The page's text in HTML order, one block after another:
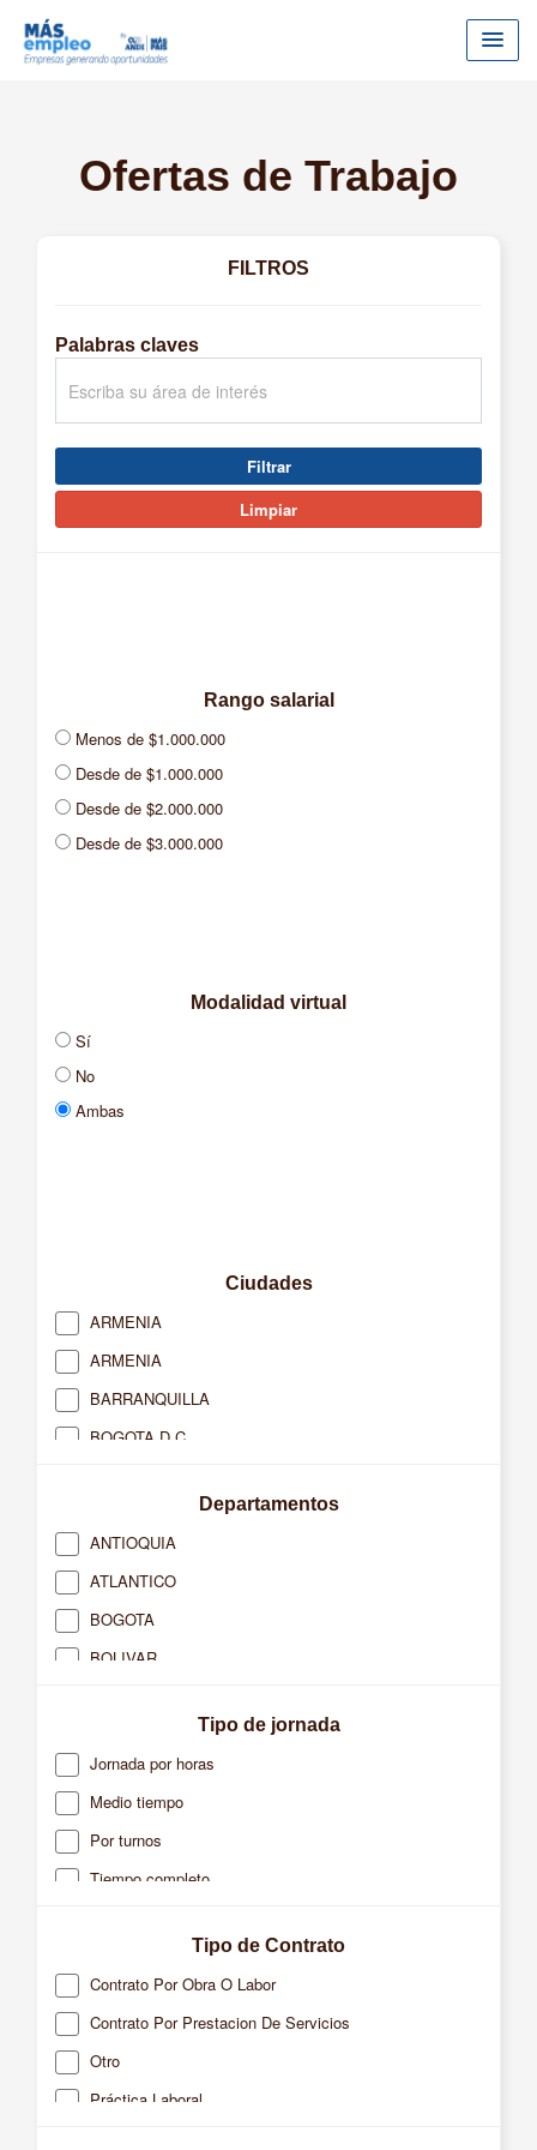
Ofertas de Trabajo
FILTROS
Palabras claves
Filtrar
Limpiar
Rango salarial
Menos de $1.000.000
Desde de $1.000.000
Desde de $2.000.000
Desde de $3.000.000
Modalidad virtual
Sí
No
Ambas
Ciudades
ARMENIA
ARMENIA
BARRANQUILLA
BOGOTA D.C.
BUENAVENTURA
CACERES
CAJICA
CALI
CARTAGENA
FLORIDABLANCA
FUNZA
GIRON
LA TEBAIDA
Departamentos
ANTIOQUIA
ATLANTICO
BOGOTA
BOLIVAR
CASANARE
CAUCA
CUNDINAMARCA
META
Tipo de jornada
Jornada por horas
Medio tiempo
Por turnos
Tiempo completo
Tipo de Contrato
Contrato Por Obra O Labor
Contrato Por Prestacion De Servicios
Otro
Práctica Laboral